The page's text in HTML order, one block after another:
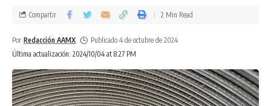
Última actualización: 2024/10/04 at 8:27 PM
Por Redacción AAMX Publicado 4 de octubre de 2024
Compartir 2 Min Read